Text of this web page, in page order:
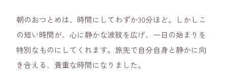
朝のおつとめは、時間にしてわずか30分ほど。しかしこ
の短い時間が、心に静かな波紋を広げ、一日の始まりを
特別なものにしてくれます。旅先で自分自身と静かに向
き合える、貴重な時間になりました。